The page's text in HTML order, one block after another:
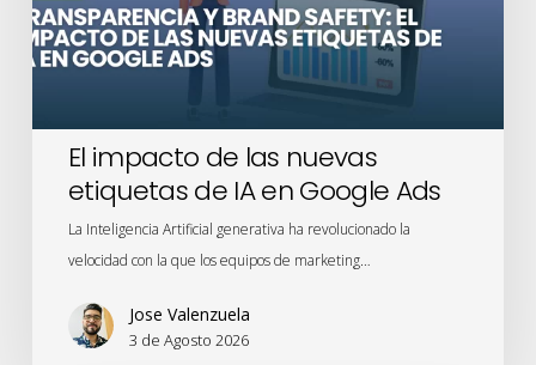
de
IA
en
Ads
El impacto de las nuevas
etiquetas de IA en Google Ads
La Inteligencia Artificial generativa ha revolucionado la
velocidad con la que los equipos de marketing…
Jose Valenzuela
3 de Agosto 2026